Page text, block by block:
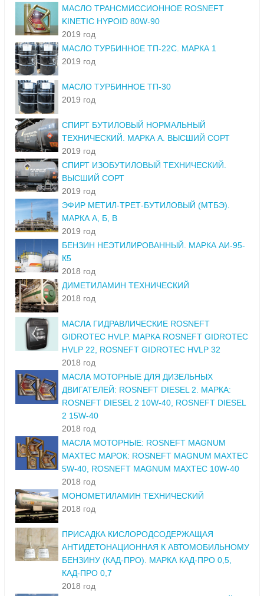
МАСЛО ТРАНСМИССИОННОЕ ROSNEFT
KINETIC HYPOID 80W-90
2019 год
МАСЛО ТУРБИННОЕ ТП-22С. МАРКА 1
2019 год
МАСЛО ТУРБИННОЕ ТП-30
2019 год
СПИРТ БУТИЛОВЫЙ НОРМАЛЬНЫЙ
ТЕХНИЧЕСКИЙ. МАРКА А. ВЫСШИЙ СОРТ
2019 год
СПИРТ ИЗОБУТИЛОВЫЙ ТЕХНИЧЕСКИЙ.
ВЫСШИЙ СОРТ
2019 год
ЭФИР МЕТИЛ-ТРЕТ-БУТИЛОВЫЙ (МТБЭ).
МАРКА А, Б, В
2019 год
БЕНЗИН НЕЭТИЛИРОВАННЫЙ. МАРКА АИ-95-
К5
2018 год
ДИМЕТИЛАМИН ТЕХНИЧЕСКИЙ
2018 год
МАСЛА ГИДРАВЛИЧЕСКИЕ ROSNEFT
GIDROTEC HVLP. МАРКА ROSNEFT GIDROTEC
HVLP 22, ROSNEFT GIDROTEC HVLP 32
2018 год
МАСЛА МОТОРНЫЕ ДЛЯ ДИЗЕЛЬНЫХ
ДВИГАТЕЛЕЙ: ROSNEFT DIESEL 2. МАРКА:
ROSNEFT DIESEL 2 10W-40, ROSNEFT DIESEL
2 15W-40
2018 год
МАСЛА МОТОРНЫЕ: ROSNEFT MAGNUM
MAXTEC МАРОК: ROSNEFT MAGNUM MAXTEC
5W-40, ROSNEFT MAGNUM MAXTEC 10W-40
2018 год
МОНОМЕТИЛАМИН ТЕХНИЧЕСКИЙ
2018 год
ПРИСАДКА КИСЛОРОДСОДЕРЖАЩАЯ
АНТИДЕТОНАЦИОННАЯ К АВТОМОБИЛЬНОМУ
БЕНЗИНУ (КАД-ПРО). МАРКА КАД-ПРО 0,5,
КАД-ПРО 0,7
2018 год